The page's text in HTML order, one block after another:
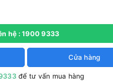
hệ : 1900 9333
Cửa hàng
để tư vấn mua hàng